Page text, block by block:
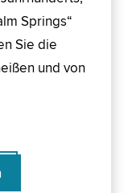
Springs“
Sie die
und von